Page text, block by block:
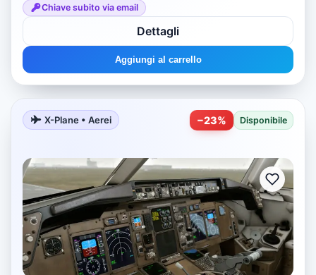
Chiave subito via email
Dettagli
Aggiungi al carrello
X-Plane • Aerei −23% Disponibile